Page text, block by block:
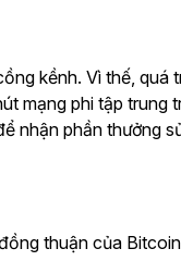
kềnh. Vì thế, quá
mạng phi tập trung
nhận phần thưởng
thuận của